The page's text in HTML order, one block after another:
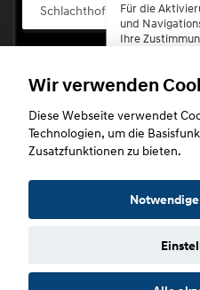
Schlachthofstr. 68, 56073
Für die
und
Ihre
erforderlich.
Datenschutz
Wir verwenden
Diese Webseite verwendet
Technologien, um die
Zusatzfunktionen zu bieten.